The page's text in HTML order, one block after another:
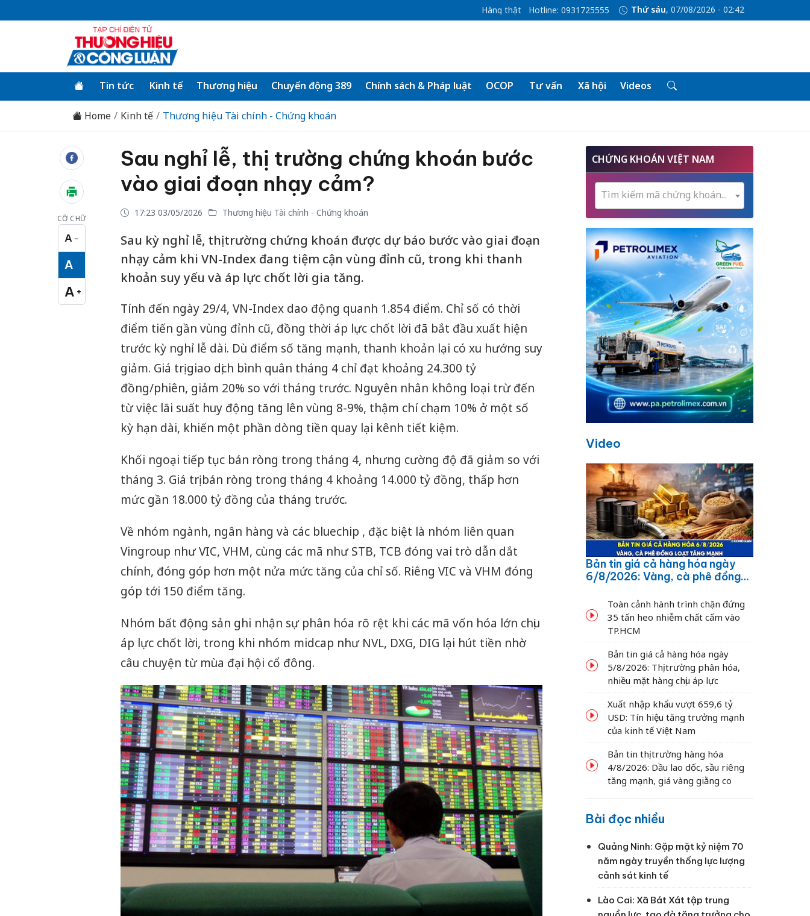
Hàng thật Hotline: 0931725555 Thứ sáu, 07/08/2026 - 02:42
Tin tức Kinh tế Thương hiệu Chuyển động 389 Chính sách & Pháp luật OCOP Tư vấn Xã hội Videos
Home Kinh tế Thương hiệu Tài chính - Chứng khoán
CỠ CHỮ
A −
Cỡ chữ nhỏ
A
Cỡ chữ vừa
A +
Cỡ chữ lớn
Sau nghỉ lễ, thị trường chứng khoán bước
vào giai đoạn nhạy cảm?
17:23 03/05/2026 Thương hiệu Tài chính - Chứng khoán
Sau kỳ nghỉ lễ, thị trường chứng khoán được dự báo bước vào giai đoạn
nhạy cảm khi VN-Index đang tiệm cận vùng đỉnh cũ, trong khi thanh
khoản suy yếu và áp lực chốt lời gia tăng.
Tính đến ngày 29/4, VN-Index dao động quanh 1.854 điểm. Chỉ số có thời
điểm tiến gần vùng đỉnh cũ, đồng thời áp lực chốt lời đã bắt đầu xuất hiện
trước kỳ nghỉ lễ dài. Dù điểm số tăng mạnh, thanh khoản lại có xu hướng suy
giảm. Giá trị giao dịch bình quân tháng 4 chỉ đạt khoảng 24.300 tỷ
đồng/phiên, giảm 20% so với tháng trước. Nguyên nhân không loại trừ đến
từ việc lãi suất huy động tăng lên vùng 8-9%, thậm chí chạm 10% ở một số
kỳ hạn dài, khiến một phần dòng tiền quay lại kênh tiết kiệm.
Khối ngoại tiếp tục bán ròng trong tháng 4, nhưng cường độ đã giảm so với
tháng 3. Giá trị bán ròng trong tháng 4 khoảng 14.000 tỷ đồng, thấp hơn
mức gần 18.000 tỷ đồng của tháng trước.
Về nhóm ngành, ngân hàng và các bluechip , đặc biệt là nhóm liên quan
Vingroup như VIC, VHM, cùng các mã như STB, TCB đóng vai trò dẫn dắt
chính, đóng góp hơn một nửa mức tăng của chỉ số. Riêng VIC và VHM đóng
góp tới 150 điểm tăng.
Nhóm bất động sản ghi nhận sự phân hóa rõ rệt khi các mã vốn hóa lớn chịu
áp lực chốt lời, trong khi nhóm midcap như NVL, DXG, DIG lại hút tiền nhờ
câu chuyện từ mùa đại hội cổ đông.
CHỨNG KHOÁN VIỆT NAM
Tìm kiếm mã chứng khoán...
Video
Bản tin giá cả hàng hóa ngày
6/8/2026: Vàng, cà phê đồng
Toàn cảnh hành trình chặn đứng
35 tấn heo nhiễm chất cấm vào
TP.HCM
Bản tin giá cả hàng hóa ngày
5/8/2026: Thị trường phân hóa,
nhiều mặt hàng chịu áp lực
Xuất nhập khẩu vượt 659,6 tỷ
USD: Tín hiệu tăng trưởng mạnh
của kinh tế Việt Nam
Bản tin thị trường hàng hóa
4/8/2026: Dầu lao dốc, sầu riêng
tăng mạnh, giá vàng giằng co
Bài đọc nhiều
Quảng Ninh: Gặp mặt kỷ niệm 70
năm ngày truyền thống lực lượng
cảnh sát kinh tế
Lào Cai: Xã Bát Xát tập trung